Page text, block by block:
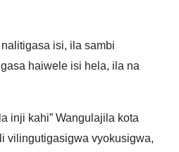
isi, ila sambi
haiwele isi hela, ila na
inji kahi” Wangulajila kota
vilingutigasigwa vyokusigwa,